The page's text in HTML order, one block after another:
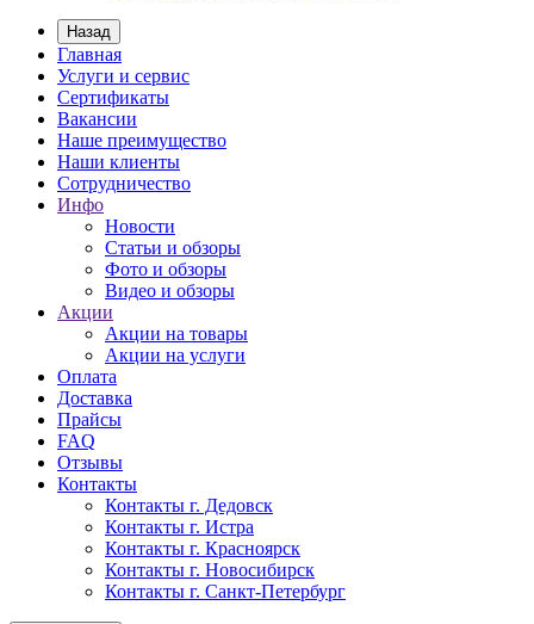
Назад
Главная
Услуги и сервис
Сертификаты
Вакансии
Наше преимущество
Наши клиенты
Сотрудничество
Инфо
Новости
Статьи и обзоры
Фото и обзоры
Видео и обзоры
Акции
Акции на товары
Акции на услуги
Оплата
Доставка
Прайсы
FAQ
Отзывы
Контакты
Контакты г. Дедовск
Контакты г. Истра
Контакты г. Красноярск
Контакты г. Новосибирск
Контакты г. Санкт-Петербург